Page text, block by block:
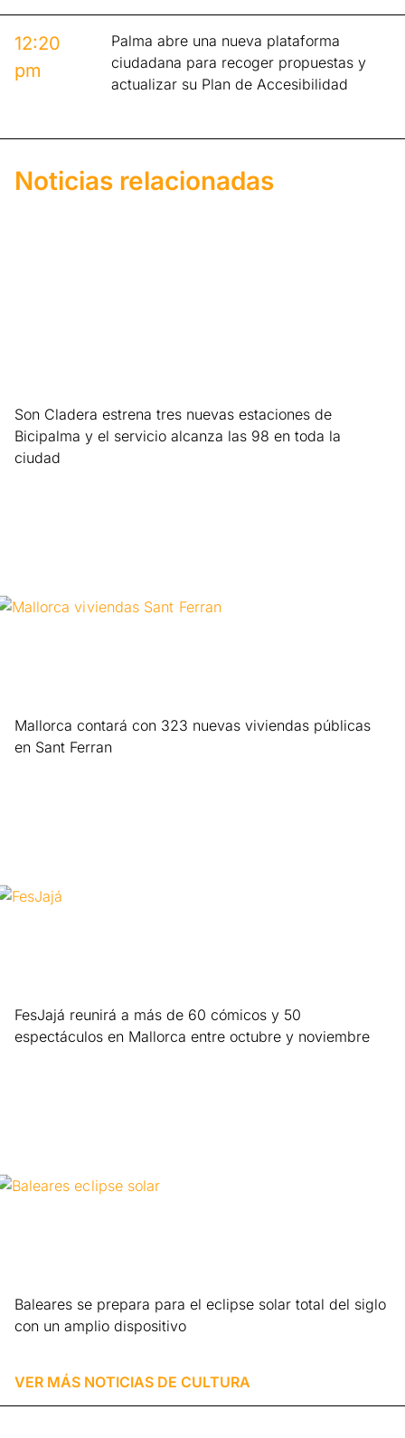
12:20
pm
Palma abre una nueva plataforma
ciudadana para recoger propuestas y
actualizar su Plan de Accesibilidad
Noticias relacionadas
Son Cladera estrena tres nuevas estaciones de
Bicipalma y el servicio alcanza las 98 en toda la
ciudad
Mallorca contará con 323 nuevas viviendas públicas
en Sant Ferran
FesJajá reunirá a más de 60 cómicos y 50
espectáculos en Mallorca entre octubre y noviembre
Baleares se prepara para el eclipse solar total del siglo
con un amplio dispositivo
VER MÁS NOTICIAS DE CULTURA